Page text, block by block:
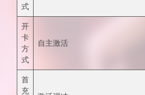
式
开
卡
方
式
自主激活
首
充